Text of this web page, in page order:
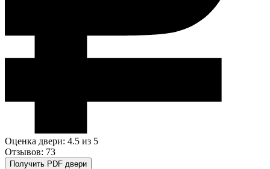
Оценка двери: 4.5 из 5
Отзывов: 73
Получить PDF двери